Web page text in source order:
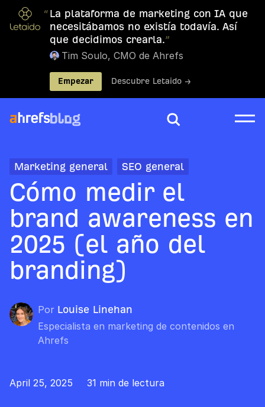
“ La plataforma de marketing con IA que
necesitábamos no existía todavía. Así
que decidimos crearla.”
Tim Soulo, CMO de Ahrefs
Empezar Descubre Letaido →
Marketing general SEO general
Cómo medir el
brand awareness en
2025 (el año del
branding)
Por Louise Linehan
Especialista en marketing de contenidos en
Ahrefs
April 25, 2025 31 min de lectura